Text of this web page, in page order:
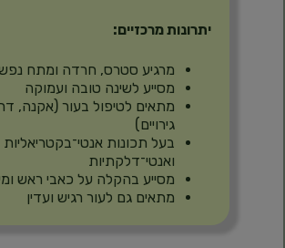
יתרונות מרכזיים:
מרגיע סטרס, חרדה ומתח
מסייע לשינה טובה ועמוקה
מתאים לטיפול בעור (אקנה,
גירויים)
בעל תכונות אנטי־בקטריאליות
ואנטי־דלקתיות
מסייע בהקלה על כאבי ראש
מתאים גם לעור רגיש ועדין